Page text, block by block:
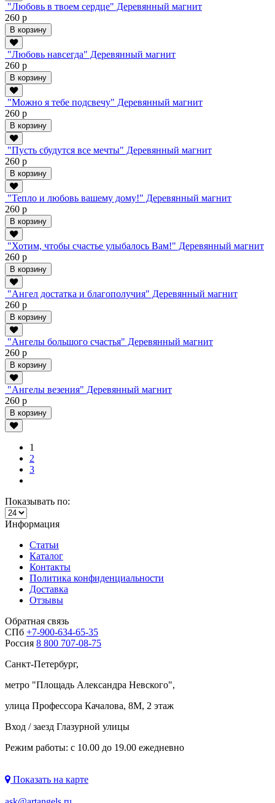
"Любовь в твоем сердце" Деревянный магнит
260 р
В корзину
"Любовь навсегда" Деревянный магнит
260 р
В корзину
"Можно я тебе подсвечу" Деревянный магнит
260 р
В корзину
"Пусть сбудутся все мечты" Деревянный магнит
260 р
В корзину
"Тепло и любовь вашему дому!" Деревянный магнит
260 р
В корзину
"Хотим, чтобы счастье улыбалось Вам!" Деревянный магнит
260 р
В корзину
"Ангел достатка и благополучия" Деревянный магнит
260 р
В корзину
"Ангелы большого счастья" Деревянный магнит
260 р
В корзину
"Ангелы везения" Деревянный магнит
260 р
В корзину
1
2
3
Показывать по:
Информация
Статьи
Каталог
Контакты
Политика конфиденциальности
Доставка
Отзывы
Обратная связь
СПб +7-900-634-65-35
Россия 8 800 707-08-75
Санкт-Петербург,
метро "Площадь Александра Невского",
улица Профессора Качалова, 8М, 2 этаж
Вход / заезд Глазурной улицы
Режим работы: с 10.00 до 19.00 ежедневно
Показать на карте